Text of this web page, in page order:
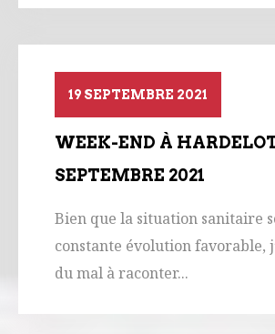
19 SEPTEMBRE 2021
WEEK-END À
SEPTEMBRE 2021
Bien que la situation sanitaire
constante évolution favorable,
du mal à raconter...